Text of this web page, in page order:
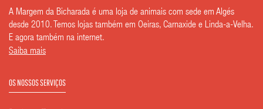
A Margem da Bicharada é uma loja de animais com sede em Algés
desde 2010. Temos lojas também em Oeiras, Carnaxide e Linda-a-Velha.
E agora também na internet.
Saiba mais
OS NOSSOS SERVIÇOS